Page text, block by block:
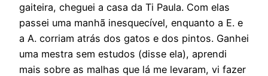
gaiteira, cheguei a casa da Ti Paula. Com elas
passei uma manhã inesquecível, enquanto a E. e
a A. corriam atrás dos gatos e dos pintos. Ganhei
uma mestra sem estudos (disse ela), aprendi
mais sobre as malhas que lá me levaram, vi fazer